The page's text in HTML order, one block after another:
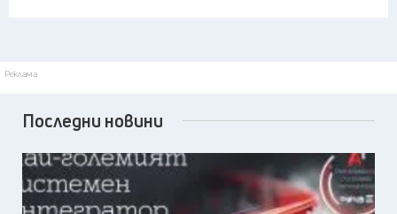
Реклама
Последни новини